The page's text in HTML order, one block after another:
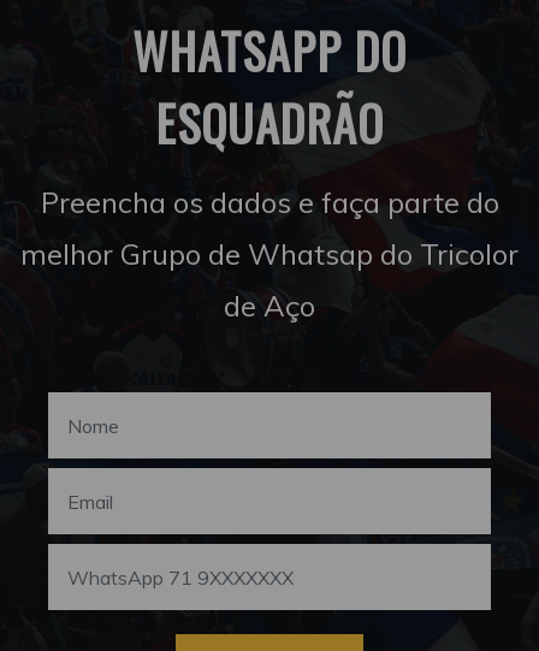
WHATSAPP DO
ESQUADRÃO
Preencha os dados e faça parte do
melhor Grupo de Whatsap do Tricolor
de Aço